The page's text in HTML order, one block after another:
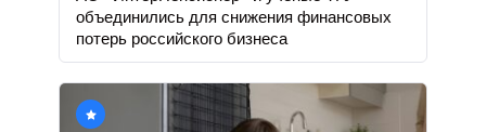
объединились для снижения финансовых
потерь российского бизнеса